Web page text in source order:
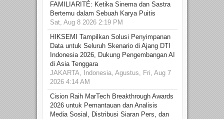
FAMILIARITÉ: Ketika Sinema dan Sastra
Bertemu dalam Sebuah Karya Puitis
Sat, Aug 8 2026 2:19 PM
HIKSEMI Tampilkan Solusi Penyimpanan
Data untuk Seluruh Skenario di Ajang DTI
Indonesia 2026, Dukung Pengembangan AI
di Asia Tenggara
JAKARTA, Indonesia, Agustus, Fri, Aug 7
2026 4:14 AM
Cision Raih MarTech Breakthrough Awards
2026 untuk Pemantauan dan Analisis
Media Sosial, Distribusi Siaran Pers, dan